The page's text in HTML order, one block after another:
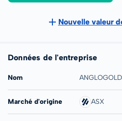
Nouvelle valeur
Données de l'entreprise
Nom
Marché d'origine ASX